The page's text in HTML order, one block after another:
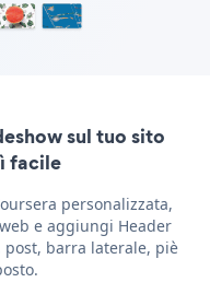
sul tuo sito
facile
personalizzata,
e aggiungi Header
barra laterale, piè